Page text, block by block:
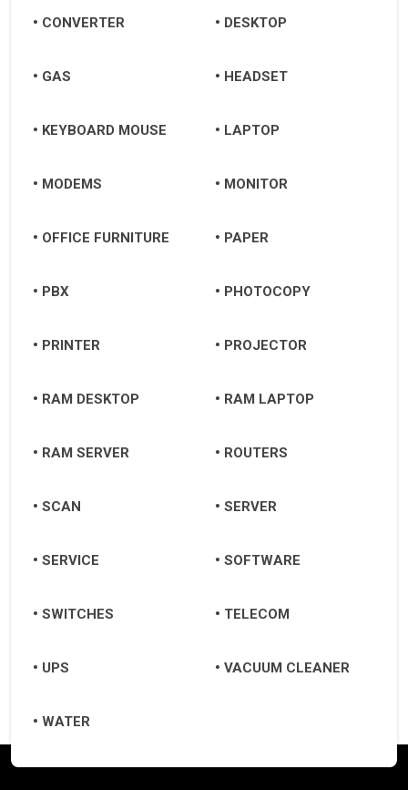
CONVERTER DESKTOP
GAS HEADSET
KEYBOARD MOUSE LAPTOP
MODEMS MONITOR
OFFICE FURNITURE PAPER
PBX PHOTOCOPY
PRINTER PROJECTOR
RAM DESKTOP RAM LAPTOP
RAM SERVER ROUTERS
SCAN SERVER
SERVICE SOFTWARE
SWITCHES TELECOM
UPS VACUUM CLEANER
WATER